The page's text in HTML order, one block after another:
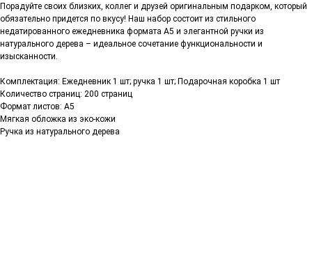
Порадуйте своих близких, коллег и друзей оригинальным подарком, который
обязательно придется по вкусу! Наш набор состоит из стильного
недатированного ежедневника формата А5 и элегантной ручки из
натурального дерева – идеальное сочетание функциональности и
изысканности.
Комплектация: Ежедневник 1 шт; ручка 1 шт; Подарочная коробка 1 шт
Количество страниц: 200 страниц
Формат листов: А5
Мягкая обложка из эко-кожи
Ручка из натурального дерева